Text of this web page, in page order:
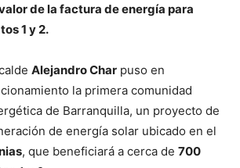
de la factura de energía para
1 y 2.
Alejandro Charpuso en
la primera comunidad
de Barranquilla, un proyecto de
de energía solar ubicado en el
, que beneficiará a cerca de 700